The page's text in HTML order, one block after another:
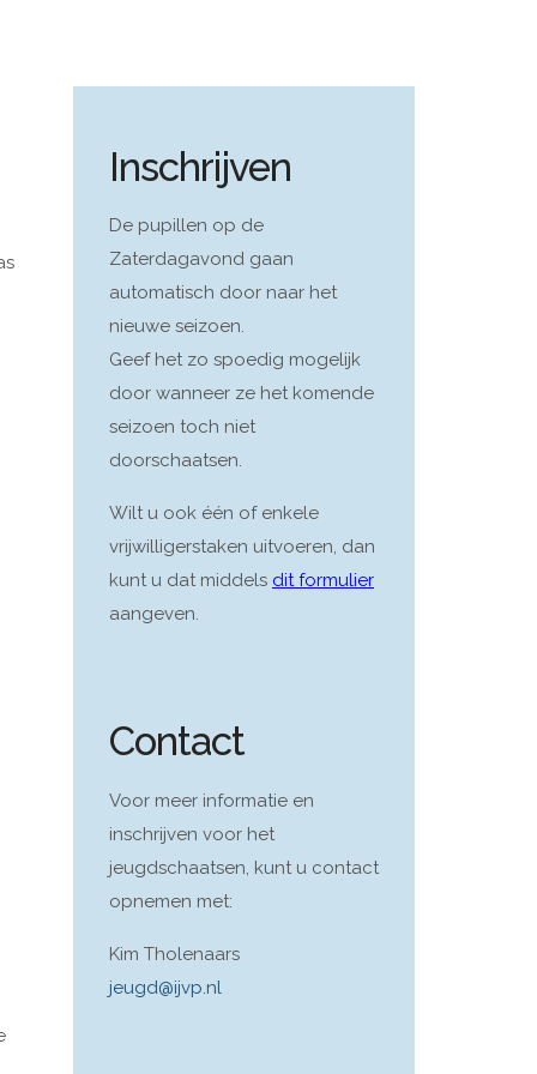
Inschrijven
De pupillen op de
Zaterdagavond gaan
automatisch door naar het
nieuwe seizoen.
Geef het zo spoedig mogelijk
door wanneer ze het komende
seizoen toch niet
doorschaatsen.
Wilt u ook één of enkele
vrijwilligerstaken uitvoeren, dan
kunt u dat middels dit formulier
aangeven.
Contact
Voor meer informatie en
inschrijven voor het
jeugdschaatsen, kunt u contact
opnemen met:
Kim Tholenaars
jeugd@ijvp.nl